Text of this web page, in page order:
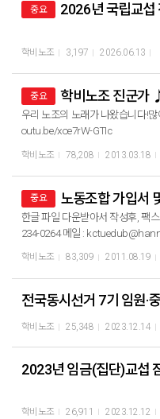
중요 2026년 국립교섭 전국학교
학비노조 3,197 2026.06.13
중요 학비노조 진군가
우리 노조의 노래가 나왔습니다!
outu.be/xoe7rW-GTIc
학비노조 78,208 2013.03.18
중요 노동조합 가입서
한글 파일 다운받아서 작성후, 팩스 또
234-0264 메일 : kctuedub@hanmail.net *소속 지부로 보내시면 더 빠른 처
학비노조 83,309 2011.08.19
전국동시선거 7기 임원·
학비노조 25,348 2023.12.14
2023년 임금(집단)교섭
학비노조 26,911 2023.12.12